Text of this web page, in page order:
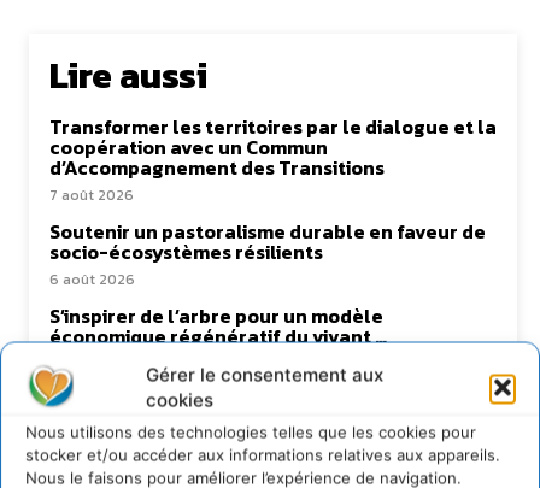
Gérer le consentement aux
cookies
Nous utilisons des technologies telles que les cookies pour
stocker et/ou accéder aux informations relatives aux appareils.
Nous le faisons pour améliorer l’expérience de navigation.
Lire aussi
Transformer les territoires par le dialogue et la
coopération avec un Commun
d’Accompagnement des Transitions
7 août 2026
Soutenir un pastoralisme durable en faveur de
socio-écosystèmes résilients
6 août 2026
S’inspirer de l’arbre pour un modèle
économique régénératif du vivant …
5 août 2026
IPBES : le « GIEC de la biodiversité » appelle les
entreprises à devenir des alliées du vivant
4 août 2026